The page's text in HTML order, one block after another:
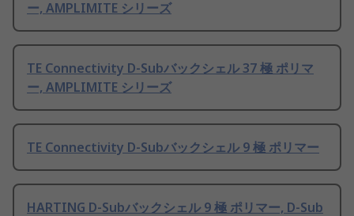
ー, AMPLIMITE シリーズ
TE Connectivity D-Subバックシェル 37 極 ポリマ
ー, AMPLIMITE シリーズ
TE Connectivity D-Subバックシェル 9 極 ポリマー
HARTING D-Subバックシェル 9 極 ポリマー, D-Sub